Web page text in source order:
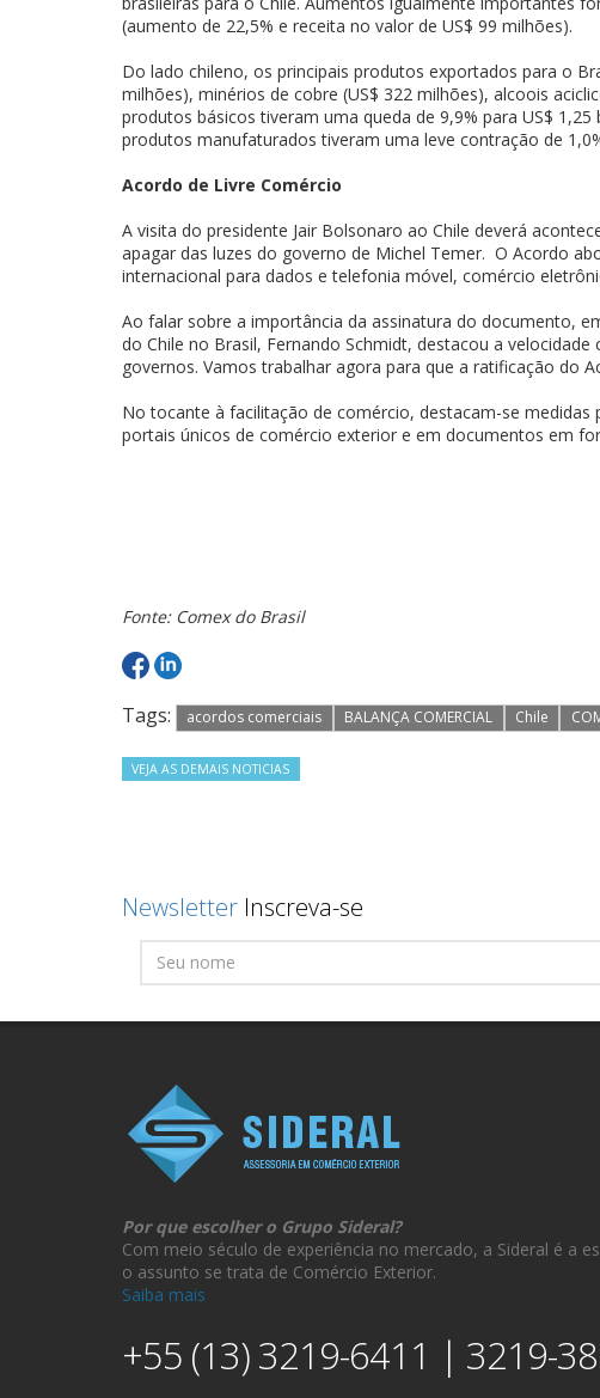
(aumento de 22,5% e receita no valor de US$ 99 milhões).
Do lado chileno, os principais produtos exportados para o
milhões), minérios de cobre (US$ 322 milhões), alcoois
produtos básicos tiveram uma queda de 9,9% para US$
produtos manufaturados tiveram uma leve contração de
Acordo de Livre Comércio
A visita do presidente Jair Bolsonaro ao Chile deverá
apagar das luzes do governo de Michel Temer. O Acordo
internacional para dados e telefonia móvel, comércio
Ao falar sobre a importância da assinatura do documento,
do Chile no Brasil, Fernando Schmidt, destacou a
governos. Vamos trabalhar agora para que a ratificação do
No tocante à facilitação de comércio, destacam-se
portais únicos de comércio exterior e em documentos em
Fonte: Comex do Brasil
Tags: acordos comerciais BALANÇA COMERCIAL Chile
VEJA AS DEMAIS NOTICIAS
Newsletter Inscreva-se
Por que escolher o Grupo Sideral?
Com meio século de experiência no mercado, a Sideral é a
o assunto se trata de Comércio Exterior.
Saiba mais
+55 (13) 3219-6411 | 3219-